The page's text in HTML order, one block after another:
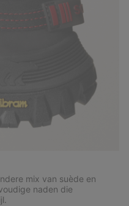
mix van suède en
naden die